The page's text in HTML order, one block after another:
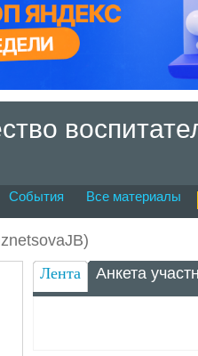
События Все материалы
Лента
Анкета